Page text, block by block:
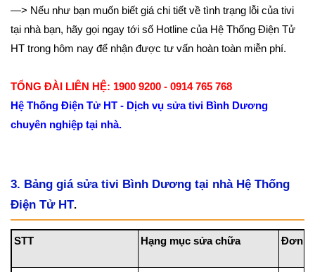
—> Nếu như bạn muốn biết giá chi tiết về tình trạng lỗi của tivi
tại nhà bạn, hãy gọi ngay tới số Hotline của Hệ Thống Điện Tử
HT trong hôm nay để nhận được tư vấn hoàn toàn miễn phí.
TỔNG ĐÀI LIÊN HỆ: 1900 9200 - 0914 765 768
Hệ Thống Điện Tử HT - Dịch vụ sửa tivi Bình Dương
chuyên nghiệp tại nhà.
3. Bảng giá sửa tivi Bình Dương tại nhà Hệ Thống
Điện Tử HT.
STT Hạng mục sửa chữa